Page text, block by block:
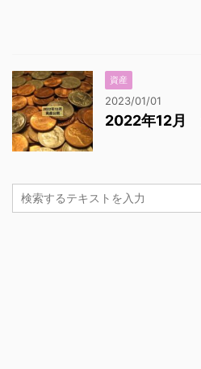
資産
2023/01/01
2022年12月